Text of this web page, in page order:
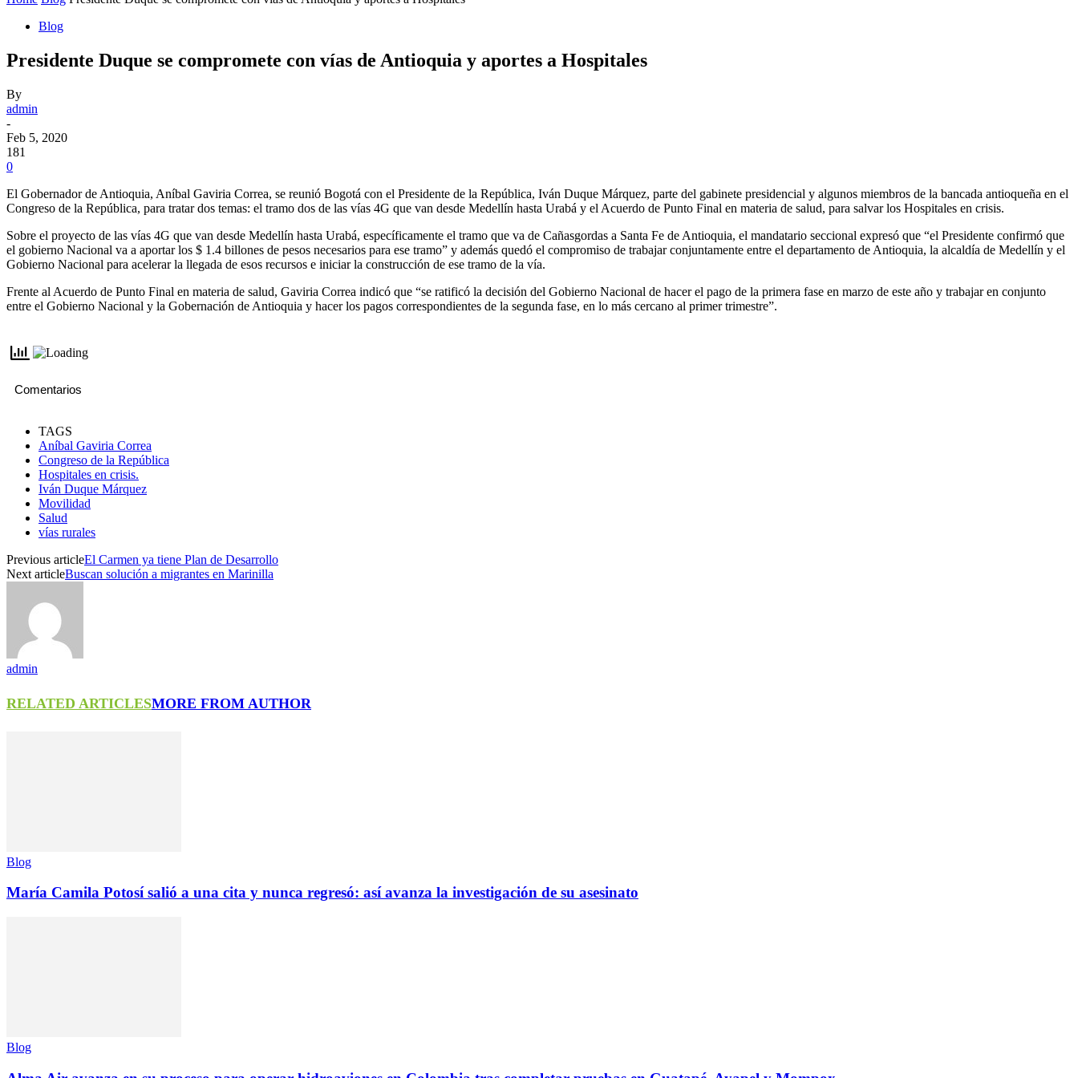
Blog
Presidente Duque se compromete con vías de Antioquia y aportes a Hospitales
By
admin
-
Feb 5, 2020
181
0
El Gobernador de Antioquia, Aníbal Gaviria Correa, se reunió Bogotá con el Presidente de la República, Iván Duque Márquez, parte del gabinete presidencial y algunos miembros de la bancada antioqueña en el
Congreso de la República, para tratar dos temas: el tramo dos de las vías 4G que van desde Medellín hasta Urabá y el Acuerdo de Punto Final en materia de salud, para salvar los Hospitales en crisis.
Sobre el proyecto de las vías 4G que van desde Medellín hasta Urabá, específicamente el tramo que va de Cañasgordas a Santa Fe de Antioquia, el mandatario seccional expresó que “el Presidente confirmó que
el gobierno Nacional va a aportar los $ 1.4 billones de pesos necesarios para ese tramo” y además quedó el compromiso de trabajar conjuntamente entre el departamento de Antioquia, la alcaldía de Medellín y el
Gobierno Nacional para acelerar la llegada de esos recursos e iniciar la construcción de ese tramo de la vía.
Frente al Acuerdo de Punto Final en materia de salud, Gaviria Correa indicó que “se ratificó la decisión del Gobierno Nacional de hacer el pago de la primera fase en marzo de este año y trabajar en conjunto
entre el Gobierno Nacional y la Gobernación de Antioquia y hacer los pagos correspondientes de la segunda fase, en lo más cercano al primer trimestre”.
Comentarios
TAGS
Aníbal Gaviria Correa
Congreso de la República
Hospitales en crisis.
Iván Duque Márquez
Movilidad
Salud
vías rurales
Previous articleEl Carmen ya tiene Plan de Desarrollo
Next articleBuscan solución a migrantes en Marinilla
admin
RELATED ARTICLESMORE FROM AUTHOR
Blog
María Camila Potosí salió a una cita y nunca regresó: así avanza la investigación de su asesinato
Blog